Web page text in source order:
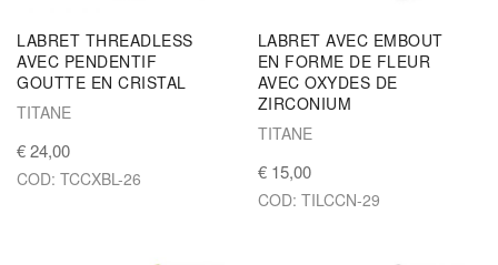
LABRET THREADLESS
AVEC PENDENTIF
GOUTTE EN CRISTAL
TITANE
€ 24,00
COD: TCCXBL-26
LABRET AVEC EMBOUT
EN FORME DE FLEUR
AVEC OXYDES DE
ZIRCONIUM
TITANE
€ 15,00
COD: TILCCN-29